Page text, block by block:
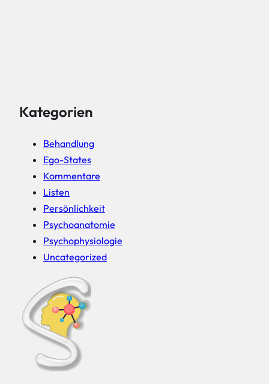
Kategorien
Behandlung
Ego-States
Kommentare
Listen
Persönlichkeit
Psychoanatomie
Psychophysiologie
Uncategorized